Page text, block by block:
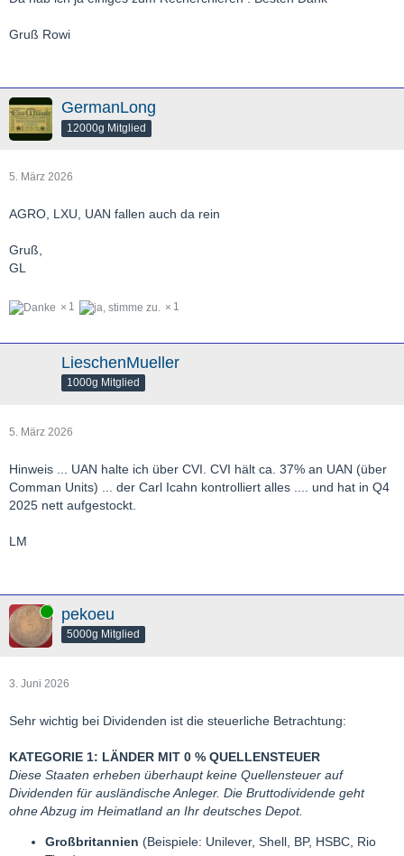
Gruß Rowi
GermanLong
12000g Mitglied
5. März 2026
AGRO, LXU, UAN fallen auch da rein
Gruß,
GL
1 1
LieschenMueller
1000g Mitglied
5. März 2026
Hinweis ... UAN halte ich über CVI. CVI hält ca. 37% an UAN (über
Comman Units) ... der Carl Icahn kontrolliert alles .... und hat in Q4
2025 nett aufgestockt.
LM
Online pekoeu
5000g Mitglied
3. Juni 2026
Sehr wichtig bei Dividenden ist die steuerliche Betrachtung:
KATEGORIE 1: LÄNDER MIT 0 % QUELLENSTEUER
Diese Staaten erheben überhaupt keine Quellensteuer auf
Dividenden für ausländische Anleger. Die Bruttodividende geht
ohne Abzug im Heimatland an Ihr deutsches Depot.
Großbritannien (Beispiele: Unilever, Shell, BP, HSBC, Rio